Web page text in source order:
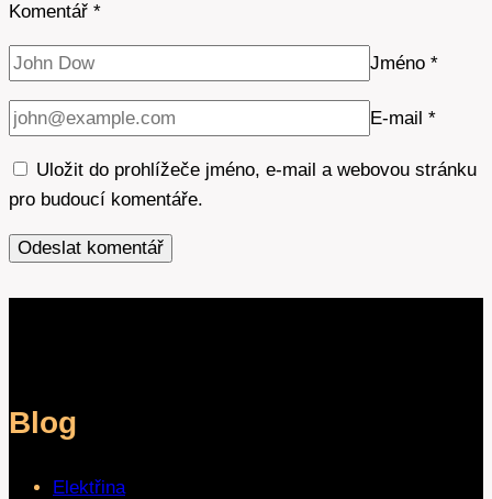
Komentář *
Jméno *
E-mail *
Uložit do prohlížeče jméno, e-mail a webovou stránku
pro budoucí komentáře.
Blog
Elektřina